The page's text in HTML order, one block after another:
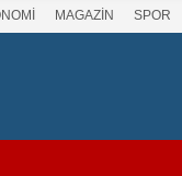
MAGAZİN SPOR